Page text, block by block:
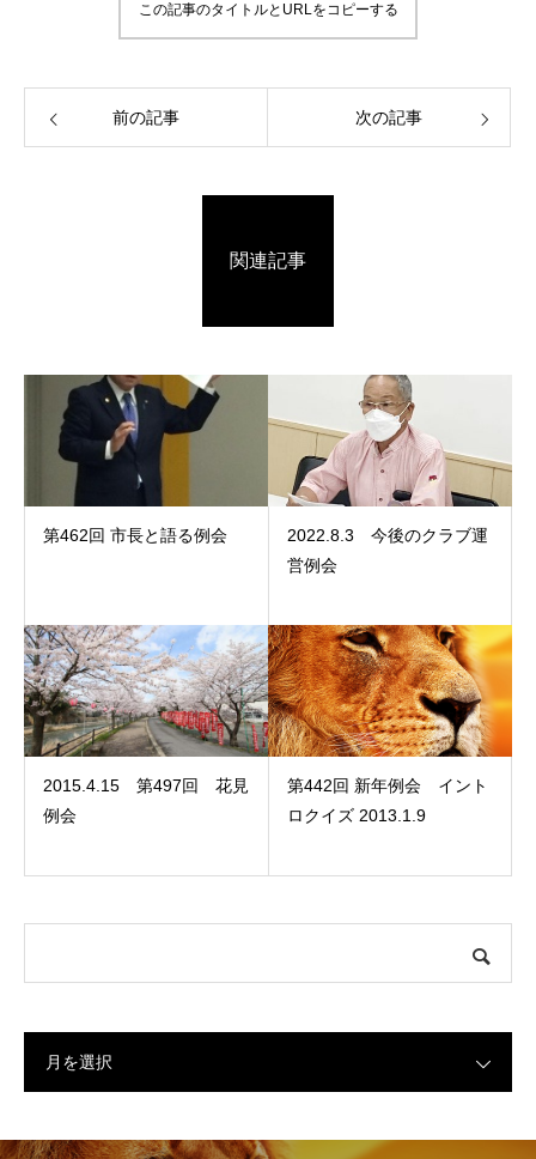
この記事のタイトルとURLをコピーする
前の記事 次の記事
関連記事
第462回 市長と語る例会
2022.8.3 今後のクラブ運
営例会
2015.4.15 第497回 花見
例会
第442回 新年例会 イント
ロクイズ 2013.1.9
月を選択